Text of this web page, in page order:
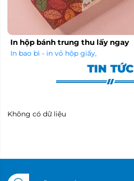
In hộp bánh trung thu lấy ngay
In bao bì - in vỏ hộp giấy,
TIN TỨC
Không có dữ liệu